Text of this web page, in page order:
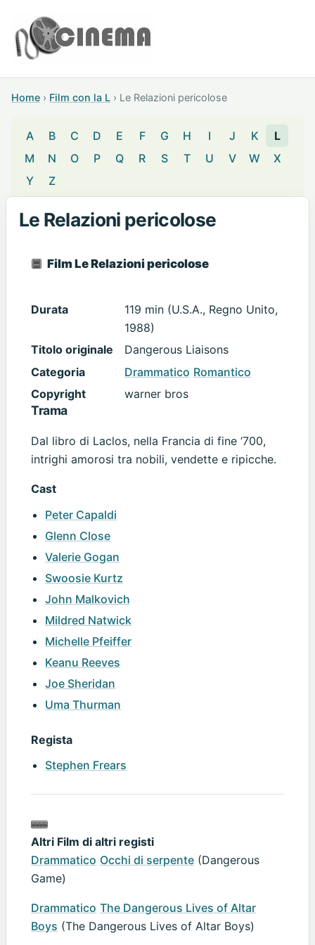
Home › Film con la L › Le Relazioni pericolose
A B C D E F G H I J K
L
M
N O P Q R S T U V W
X
Y
Z
Le Relazioni pericolose
Film Le Relazioni pericolose
Durata
119 min (U.S.A., Regno Unito,
1988)
Titolo originale
Dangerous Liaisons
Categoria
Drammatico Romantico
Copyright
warner bros
Trama
Dal libro di Laclos, nella Francia di fine ‘700,
intrighi amorosi tra nobili, vendette e ripicche.
Cast
Peter Capaldi
Glenn Close
Valerie Gogan
Swoosie Kurtz
John Malkovich
Mildred Natwick
Michelle Pfeiffer
Keanu Reeves
Joe Sheridan
Uma Thurman
Regista
Stephen Frears
Altri Film di altri registi
Drammatico Occhi di serpente (Dangerous
Game)
Drammatico The Dangerous Lives of Altar
Boys (The Dangerous Lives of Altar Boys)